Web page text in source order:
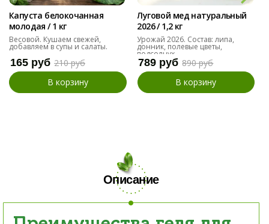
Капуста белокочанная
молодая / 1 кг
Весовой. Кушаем свежей,
добавляем в супы и салаты.
165 руб 210 руб
В корзину
Луговой мед натуральный
2026 / 1,2 кг
Урожай 2026. Состав: липа,
донник, полевые цветы,
подсолнух
789 руб 890 руб
В корзину
Описание